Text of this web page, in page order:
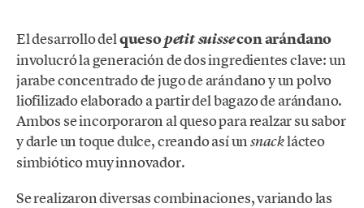
El desarrollo delquesopetit suissecon arándano
involucró la generación de dos ingredientes clave: un
jarabe concentrado de jugo de arándano y un polvo
liofilizado elaborado a partir del bagazo de arándano.
Ambos se incorporaron al queso para realzar su sabor
y darle un toque dulce, creando así unsnacklácteo
simbiótico muy innovador.
Se realizaron diversas combinaciones, variando las